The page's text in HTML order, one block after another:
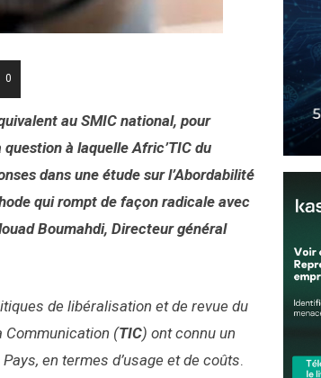
0
au SMIC national, pour
question à laquelle Afric’TIC du
dans une étude sur l’Abordabilité
qui rompt de façon radicale avec
Boumahdi, Directeur général
de libéralisation et de revue du
Communication (TIC) ont connu un
en termes d’usage et de coûts.